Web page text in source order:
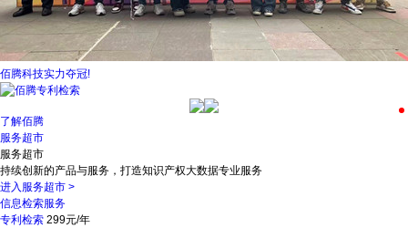
佰腾科技实力夺冠!
了解佰腾
服务超市
服务超市
持续创新的产品与服务，打造知识产权大数据专业服务
进入服务超市 >
信息检索服务
专利检索 299元/年